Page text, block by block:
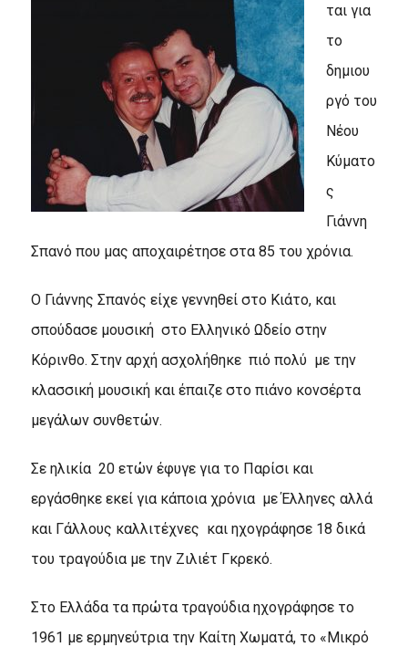
ται για
το
δημιου
ργό του
Νέου
Κύματο
ς
Γιάννη
Σπανό που μας αποχαιρέτησε στα 85 του χρόνια.
Ο Γιάννης Σπανός είχε γεννηθεί στο Κιάτο, και
σπούδασε μουσική στο Ελληνικό Ωδείο στην
Κόρινθο. Στην αρχή ασχολήθηκε πιό πολύ με την
κλασσική μουσική και έπαιζε στο πιάνο κονσέρτα
μεγάλων συνθετών.
Σε ηλικία 20 ετών έφυγε για το Παρίσι και
εργάσθηκε εκεί για κάποια χρόνια με Έλληνες αλλά
και Γάλλους καλλιτέχνες και ηχογράφησε 18 δικά
του τραγούδια με την Ζιλιέτ Γκρεκό.
Στο Ελλάδα τα πρώτα τραγούδια ηχογράφησε το
1961 με ερμηνεύτρια την Καίτη Χωματά, το «Μικρό